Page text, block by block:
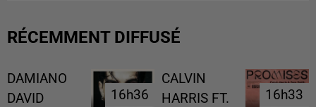
RÉCEMMENT DIFFUSÉ
DAMIANO
DAVID
16h36
16h36
CALVIN
HARRIS FT.
16h33
16h33